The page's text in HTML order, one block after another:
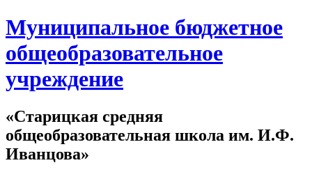
Муниципальное бюджетное
общеобразовательное
учреждение
«Старицкая средняя
общеобразовательная школа им. И.Ф.
Иванцова»